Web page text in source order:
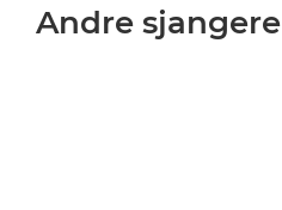
Andre sjangere